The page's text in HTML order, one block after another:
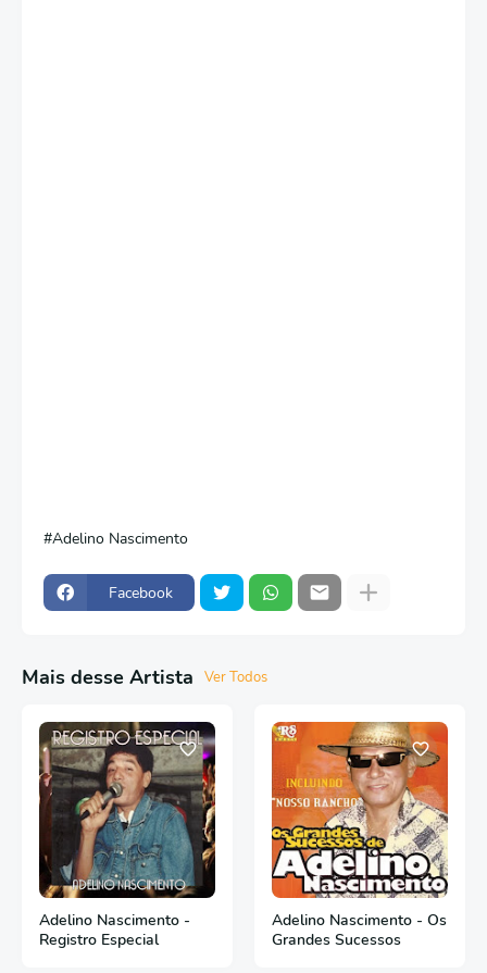
Adelino Nascimento
Facebook
Mais desse Artista Ver Todos
Adelino Nascimento -
Registro Especial
Adelino Nascimento - Os
Grandes Sucessos